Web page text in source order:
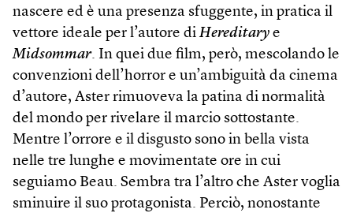
nascere ed è una presenza sfuggente, in pratica il
vettore ideale per l’autore di Hereditary e
Midsommar. In quei due film, però, mescolando le
convenzioni dell’horror e un’ambiguità da cinema
d’autore, Aster rimuoveva la patina di normalità
del mondo per rivelare il marcio sottostante.
Mentre l’orrore e il disgusto sono in bella vista
nelle tre lunghe e movimentate ore in cui
seguiamo Beau. Sembra tra l’altro che Aster voglia
sminuire il suo protagonista. Perciò, nonostante